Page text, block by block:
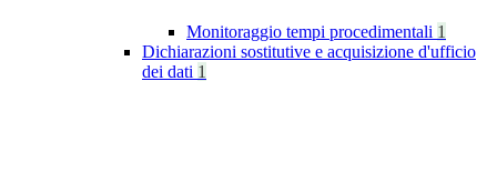
Monitoraggio tempi procedimentali 1
Dichiarazioni sostitutive e acquisizione d'ufficio
dei dati 1